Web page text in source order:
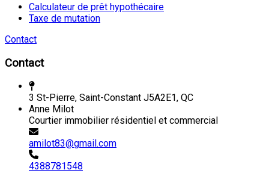
Calculateur de prêt hypothécaire
Taxe de mutation
Contact
Contact
3 St-Pierre, Saint-Constant J5A2E1, QC
Anne Milot
Courtier immobilier résidentiel et commercial
amilot83@gmail.com
4388781548